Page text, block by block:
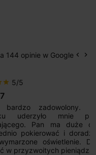
144 opinie w Google keyboard_arrow_left keyboard_arrow_right
wszystkim od
podejście
i potrafi
dzięki czemu mamy
udało się to